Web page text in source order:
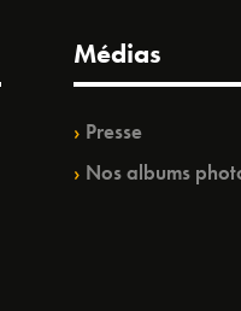
Médias
Presse
Nos albums